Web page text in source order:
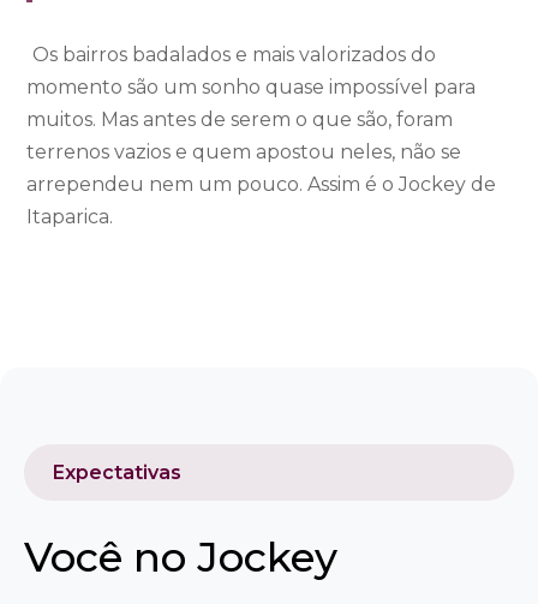
Os bairros badalados e mais valorizados do
momento são um sonho quase impossível para
muitos. Mas antes de serem o que são, foram
terrenos vazios e quem apostou neles, não se
arrependeu nem um pouco.Assim é o Jockey de
Itaparica.
Expectativas
Você no Jockey